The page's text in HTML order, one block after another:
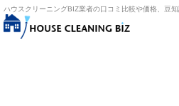
ハウスクリーニングBIZ業者の口コミ比較や価格、豆知